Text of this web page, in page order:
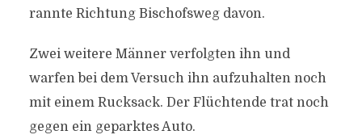
rannte Richtung Bischofsweg davon.
Zwei weitere Männer verfolgten ihn und
warfen bei dem Versuch ihn aufzuhalten noch
mit einem Rucksack. Der Flüchtende trat noch
gegen ein geparktes Auto.